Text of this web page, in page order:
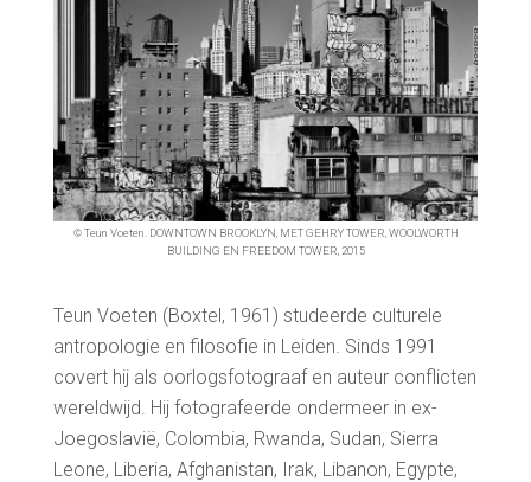
© Teun Voeten. DOWNTOWN BROOKLYN, MET GEHRY TOWER, WOOLWORTH
BUILDING EN FREEDOM TOWER, 2015
Teun Voeten (Boxtel, 1961) studeerde culturele
antropologie en filosofie in Leiden. Sinds 1991
covert hij als oorlogsfotograaf en auteur conflicten
wereldwijd. Hij fotografeerde ondermeer in ex-
Joegoslavië, Colombia, Rwanda, Sudan, Sierra
Leone, Liberia, Afghanistan, Irak, Libanon, Egypte,